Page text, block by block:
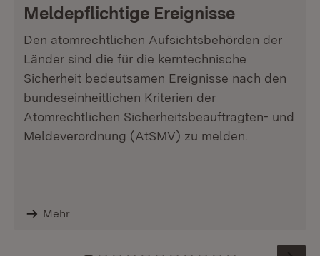
Meldepflichtige Ereignisse
Den atomrechtlichen Aufsichtsbehörden der
Länder sind die für die kerntechnische
Sicherheit bedeutsamen Ereignisse nach den
bundeseinheitlichen Kriterien der
Atomrechtlichen Sicherheitsbeauftragten- und
Meldeverordnung (AtSMV) zu melden.
Mehr